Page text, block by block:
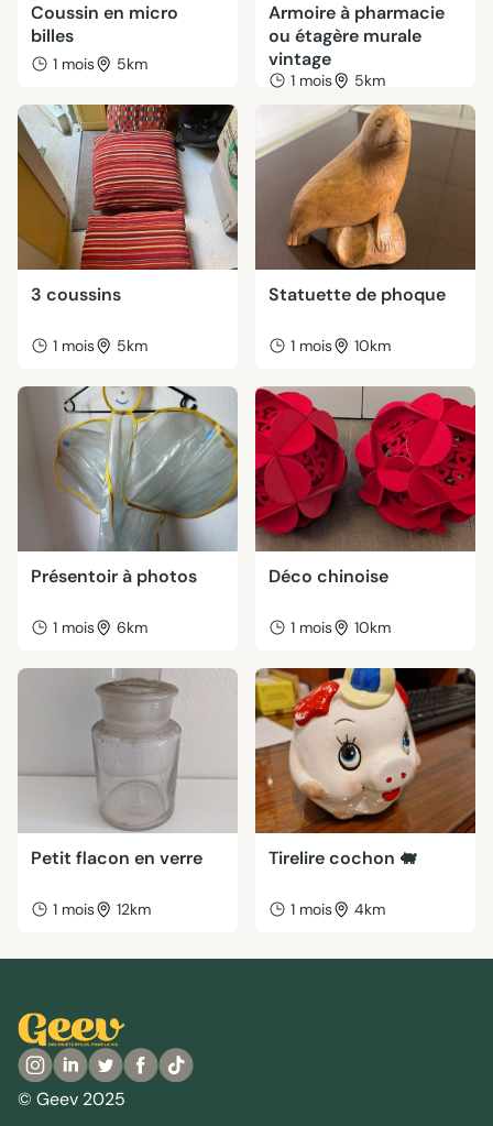
Coussin en micro
billes
1 mois 5km
Armoire à pharmacie
ou étagère murale
vintage
1 mois 5km
3 coussins
1 mois 5km
Statuette de phoque
1 mois 10km
Présentoir à photos
1 mois 6km
Déco chinoise
1 mois 10km
Petit flacon en verre
1 mois 12km
Tirelire cochon 🐖
1 mois 4km
© Geev 2025